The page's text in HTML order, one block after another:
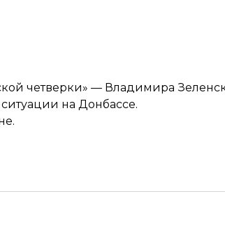
четверки» — Владимира
на Донбассе.
.